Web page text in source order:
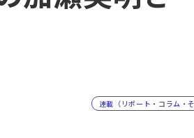
連載（リポート・コラム・そ